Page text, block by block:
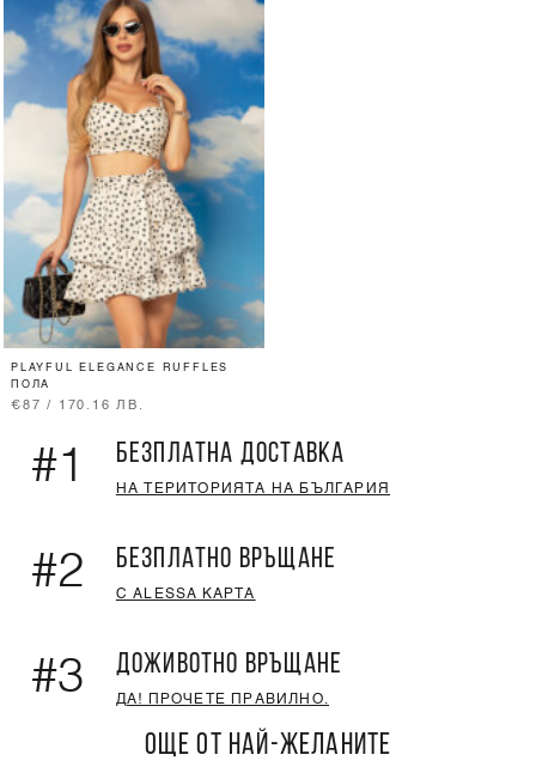
PLAYFUL ELEGANCE RUFFLES
ПОЛА
€87 / 170.16 ЛВ.
#1 БЕЗПЛАТНА ДОСТАВКА
НА ТЕРИТОРИЯТА НА БЪЛГАРИЯ
#2 БЕЗПЛАТНО ВРЪЩАНЕ
С ALESSA КАРТА
#3 ДОЖИВОТНО ВРЪЩАНЕ
ДА! ПРОЧЕТЕ ПРАВИЛНО.
ОЩЕ ОТ НАЙ-ЖЕЛАНИТЕ